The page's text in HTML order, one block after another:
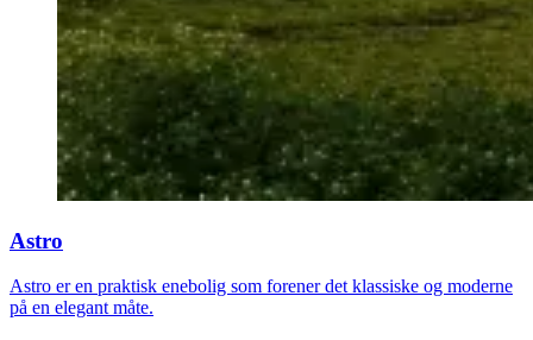
Astro
Astro er en praktisk enebolig som forener det klassiske og moderne
på en elegant måte.